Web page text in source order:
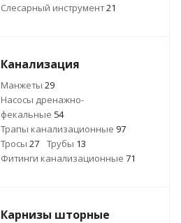
Слесарный инструмент21
Канализация
Манжеты 29
Насосы дренажно-
фекальные 54
Трапы канализационные 97
Тросы 27 Трубы 13
Фитинги канализационные 71
Карнизы шторные